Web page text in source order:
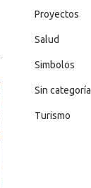
Proyectos
Salud
Simbolos
Sin categoría
Turismo